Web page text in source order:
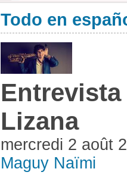
Todo en
Lizana
mercredi 2 août
Maguy Naïmi